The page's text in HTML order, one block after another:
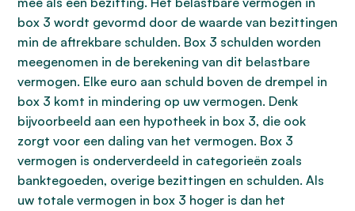
box 3 wordt gevormd door de waarde van bezittingen
min de aftrekbare schulden. Box 3 schulden worden
meegenomen in de berekening van dit belastbare
vermogen. Elke euro aan schuld boven de drempel in
box 3 komt in mindering op uw vermogen. Denk
bijvoorbeeld aan een hypotheek in box 3, die ook
zorgt voor een daling van het vermogen. Box 3
vermogen is onderverdeeld in categorieën zoals
banktegoeden, overige bezittingen en schulden. Als
uw totale vermogen in box 3 hoger is dan het